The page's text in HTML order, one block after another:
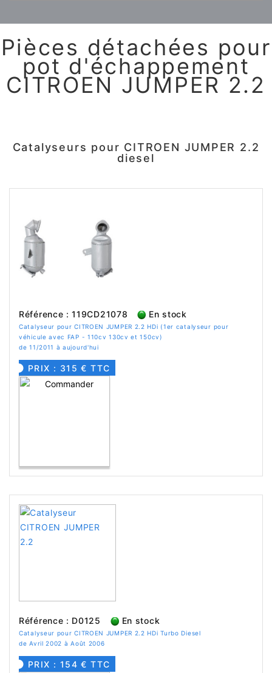
Pièces détachées pour
pot d'échappement
CITROEN JUMPER 2.2
Catalyseurs pour CITROEN JUMPER 2.2
diesel
Référence : 119CD21078 En stock
Catalyseur pour CITROEN JUMPER 2.2 HDi (1er catalyseur pour
véhicule avec FAP - 110cv 130cv et 150cv)
de 11/2011 à aujourd'hui
PRIX : 315 € TTC
Référence : D0125 En stock
Catalyseur pour CITROEN JUMPER 2.2 HDi Turbo Diesel
de Avril 2002 à Août 2006
PRIX : 154 € TTC